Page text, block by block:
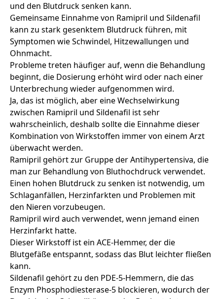
und den Blutdruck senken kann.
Gemeinsame Einnahme von Ramipril und Sildenafil
kann zu stark gesenktem Blutdruck führen, mit
Symptomen wie Schwindel, Hitzewallungen und
Ohnmacht.
Probleme treten häufiger auf, wenn die Behandlung
beginnt, die Dosierung erhöht wird oder nach einer
Unterbrechung wieder aufgenommen wird.
Ja, das ist möglich, aber eine Wechselwirkung
zwischen Ramipril und Sildenafil ist sehr
wahrscheinlich, deshalb sollte die Einnahme dieser
Kombination von Wirkstoffen immer von einem Arzt
überwacht werden.
Ramipril gehört zur Gruppe der Antihypertensiva, die
man zur Behandlung von Bluthochdruck verwendet.
Einen hohen Blutdruck zu senken ist notwendig, um
Schlaganfällen, Herzinfarkten und Problemen mit
den Nieren vorzubeugen.
Ramipril wird auch verwendet, wenn jemand einen
Herzinfarkt hatte.
Dieser Wirkstoff ist ein ACE-Hemmer, der die
Blutgefäße entspannt, sodass das Blut leichter fließen
kann.
Sildenafil gehört zu den PDE-5-Hemmern, die das
Enzym Phosphodiesterase-5 blockieren, wodurch der